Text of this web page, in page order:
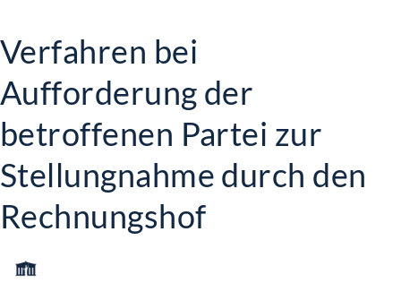
Verfahren bei
Aufforderung der
betroffenen Partei zur
Stellungnahme durch den
Rechnungshof